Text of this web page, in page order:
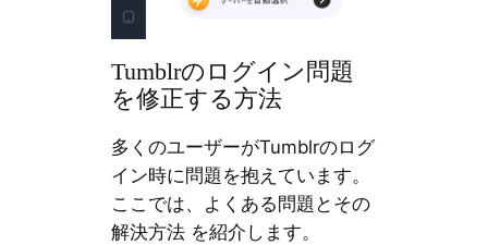
Tumblrのログイン問題
を修正する方法
多くのユーザーがTumblrのログ
イン時に問題を抱えています。
ここでは、よくある問題とその
解決方法 を紹介します。